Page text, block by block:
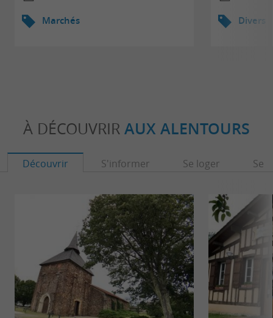
Marchés Divers
À DÉCOUVRIR AUX ALENTOURS
Découvrir S'informer Se loger Se